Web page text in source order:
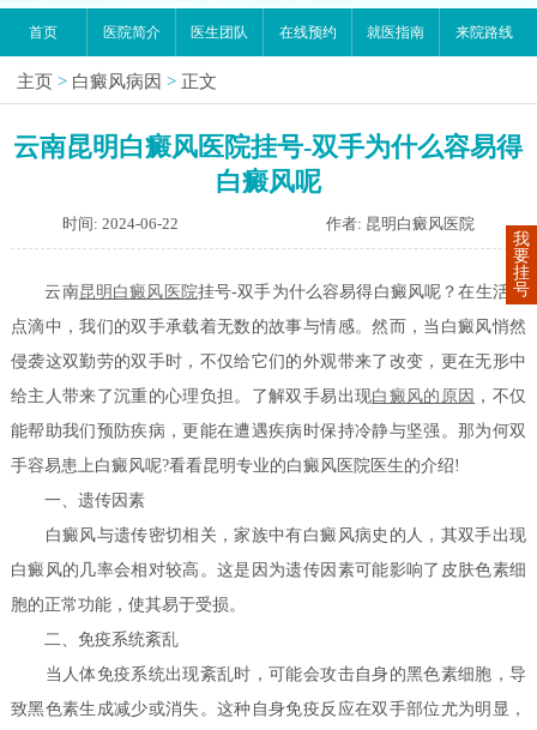
首页 医院简介 医生团队 在线预约 就医指南 来院路线
主页 > 白癜风病因 > 正文
云南昆明白癜风医院挂号-双手为什么容易得
白癜风呢
时间: 2024-06-22 作者: 昆明白癜风医院
云南昆明白癜风医院挂号-双手为什么容易得白癜风呢？在生活的
点滴中，我们的双手承载着无数的故事与情感。然而，当白癜风悄然
侵袭这双勤劳的双手时，不仅给它们的外观带来了改变，更在无形中
给主人带来了沉重的心理负担。了解双手易出现白癜风的原因 ，不仅
能帮助我们预防疾病，更能在遭遇疾病时保持冷静与坚强。那为何双
手容易患上白癜风呢?看看昆明专业的白癜风医院医生的介绍!
一、遗传因素
白癜风与遗传密切相关，家族中有白癜风病史的人，其双手出现
白癜风的几率会相对较高。这是因为遗传因素可能影响了皮肤色素细
胞的正常功能，使其易于受损。
二、免疫系统紊乱
当人体免疫系统出现紊乱时，可能会攻击自身的黑色素细胞，导
致黑色素生成减少或消失。这种自身免疫反应在双手部位尤为明显，
我
要
挂
号